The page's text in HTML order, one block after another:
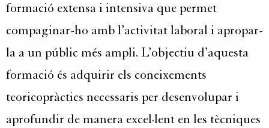
formació extensa i intensiva que permet
compaginar-ho amb l’activitat laboral i apropar-
la a un públic més ampli. L’objectiu d’aquesta
formació és adquirir els coneixements
teoricopràctics necessaris per desenvolupar i
aprofundir de manera excel·lent en les tècniques